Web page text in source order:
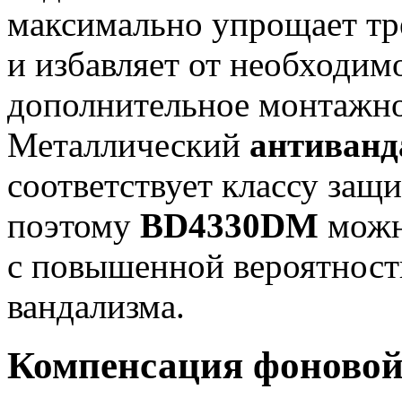
максимально упрощает
и избавляет от
дополнительное
Металлический
соответствует классу
поэтому BD4330DM
с повышенной
вандализма.
Компенсация